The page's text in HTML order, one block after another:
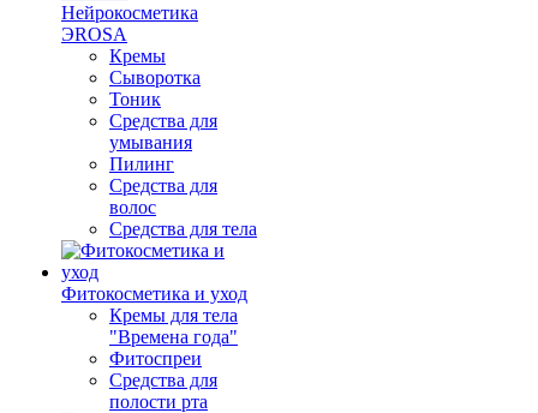
Нейрокосметика
ЭROSA
Кремы
Сыворотка
Тоник
Средства для
умывания
Пилинг
Средства для
волос
Средства для тела
Фитокосметика и уход
Кремы для тела
"Времена года"
Фитоспреи
Средства для
полости рта